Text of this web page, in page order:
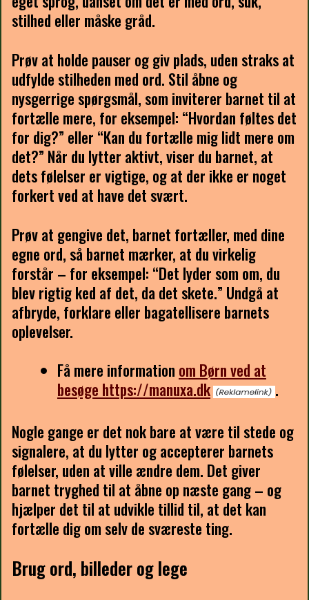
stilhed eller måske gråd.
Prøv at holde pauser og giv plads, uden straks at
udfylde stilheden med ord. Stil åbne og
nysgerrige spørgsmål, som inviterer barnet til at
fortælle mere, for eksempel: “Hvordan føltes det
for dig?” eller “Kan du fortælle mig lidt mere om
det?” Når du lytter aktivt, viser du barnet, at
dets følelser er vigtige, og at der ikke er noget
forkert ved at have det svært.
Prøv at gengive det, barnet fortæller, med dine
egne ord, så barnet mærker, at du virkelig
forstår – for eksempel: “Det lyder som om, du
blev rigtig ked af det, da det skete.” Undgå at
afbryde, forklare eller bagatellisere barnets
oplevelser.
Få mere information om Børn ved at
besøge https://manuxa.dk
.
Nogle gange er det nok bare at være til stede og
signalere, at du lytter og accepterer barnets
følelser, uden at ville ændre dem. Det giver
barnet tryghed til at åbne op næste gang – og
hjælper det til at udvikle tillid til, at det kan
fortælle dig om selv de sværeste ting.
Brug ord, billeder og lege